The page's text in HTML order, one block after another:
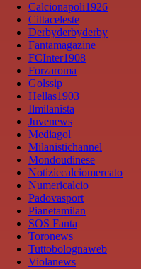
Calcionapoli1926
Cittaceleste
Derbyderbyderby
Fantamagazine
FCInter1908
Forzaroma
Golssip
Hellas1903
Ilmilanista
Juvenews
Mediagol
Milanistichannel
Mondoudinese
Notiziecalciomercato
Numericalcio
Padovasport
Pianetamilan
SOS Fanta
Toronews
Tuttobolognaweb
Violanews